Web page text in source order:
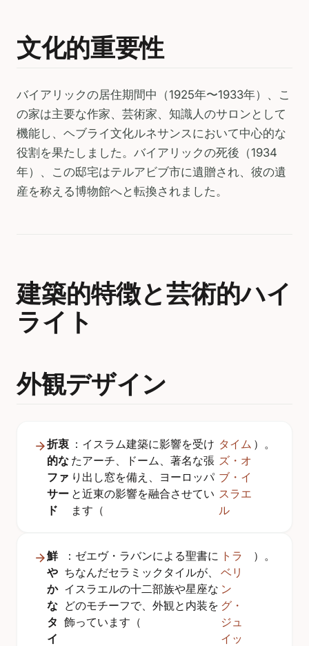
文化的重要性
バイアリックの居住期間中（1925年〜1933年）、こ
の家は主要な作家、芸術家、知識人のサロンとして
機能し、ヘブライ文化ルネサンスにおいて中心的な
役割を果たしました。バイアリックの死後（1934
年）、この邸宅はテルアビブ市に遺贈され、彼の遺
産を称える博物館へと転換されました。
建築的特徴と芸術的ハイ
ライト
外観デザイン
折衷
的な
ファ
サー
ド
：イスラム建築に影響を受け
たアーチ、ドーム、著名な張
り出し窓を備え、ヨーロッパ
と近東の影響を融合させてい
ます（
タイム
ズ・オ
ブ・イ
スラエ
ル
）。
鮮
や
か
な
タ
イ
：ゼエヴ・ラバンによる聖書に
ちなんだセラミックタイルが、
イスラエルの十二部族や星座な
どのモチーフで、外観と内装を
飾っています（
トラ
ベリ
ン
グ・
ジュ
イッ
）。